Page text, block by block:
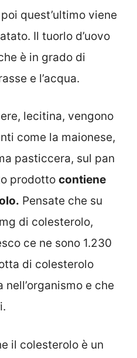
quest’ultimo viene
Il tuorlo d’uovo
è in grado di
e l’acqua.
lecitina, vengono
come la maionese,
pasticcera, sul pan
prodotto contiene
Pensate che su
di colesterolo,
ce ne sono 1.230
di colesterolo
e che
il colesterolo è un